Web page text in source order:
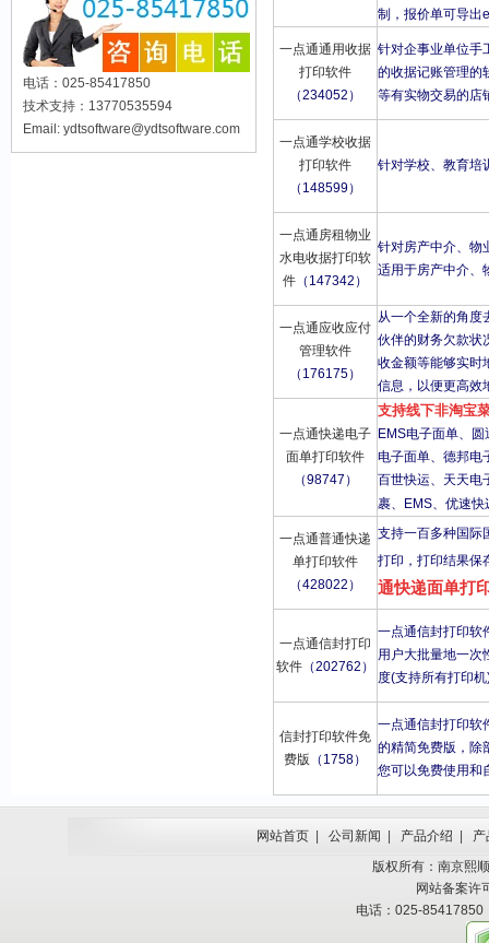
电话：025-85417850
技术支持：13770535594
Email: ydtsoftware@ydtsoftware.com
制，报价单可导出
一点通通用收据
打印软件
（234052）
针对企事业单位手
的收据记账管理的
等有实物交易的店
一点通学校收据
打印软件
（148599）
针对学校、教育培
一点通房租物业
水电收据打印软
件 （147342）
针对房产中介、物
适用于房产中介、
一点通应收应付
管理软件
（176175）
从一个全新的角度
伙伴的财务欠款状
收金额等能够实时
信息，以便更高效
一点通快递电子
面单打印软件
（98747）
支持线下非淘宝
EMS电子面单、
电子面单、德邦电
百世快运、天天电
裹、EMS、优速快
一点通普通快递
单打印软件
（428022）
支持一百多种国际
打印，打印结果保
通快递面单打
一点通信封打印
软件 （202762）
一点通信封打印软
用户大批量地一次
度(支持所有打印机
信封打印软件免
费版 （1758）
一点通信封打印软
的精简免费版，除
您可以免费使用和
网站首页 公司新闻 产品介绍
产
版权所有：南京熙
网站备案许
电话：025-